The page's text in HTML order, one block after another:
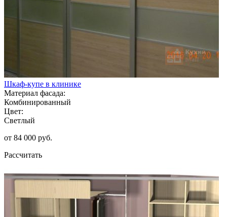
Шкаф-купе в клинике
Материал фасада:
Комбинированный
Цвет:
Светлый
от 84 000 руб.
Рассчитать